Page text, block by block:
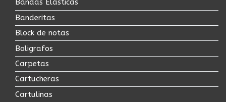
Bandas Elásticas
Banderitas
Block de notas
Boligrafos
Carpetas
Cartucheras
Cartulinas